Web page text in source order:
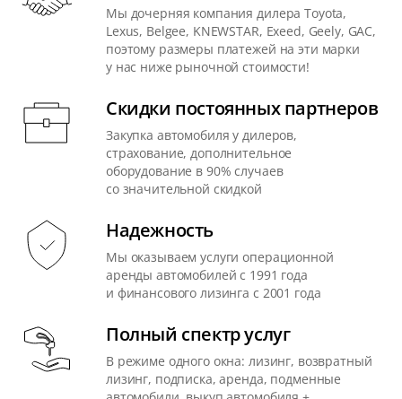
Мы дочерняя компания дилера Toyota,
Lexus, Belgee, KNEWSTAR, Exeed, Geely, GAC,
поэтому размеры платежей на эти марки
у нас ниже рыночной стоимости!
Скидки постоянных партнеров
Закупка автомобиля у дилеров,
страхование, дополнительное
оборудование в 90% случаев
со значительной скидкой
Надежность
Мы оказываем услуги операционной
аренды автомобилей с 1991 года
и финансового лизинга с 2001 года
Полный спектр услуг
В режиме одного окна: лизинг, возвратный
лизинг, подписка, аренда, подменные